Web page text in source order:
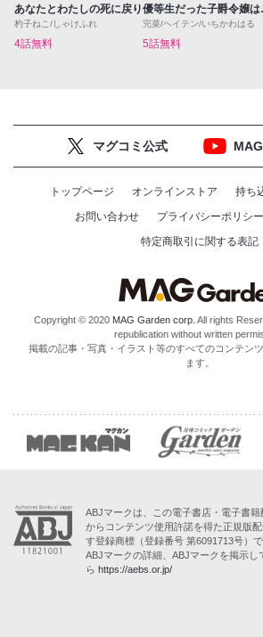
あなたとわたしの死に戻り
杓子ねこ/しゃけふれ
4話無料
優等生
完菜/ヘイテン/いちかわはる
5話無料
マグコミ公式
トップページ オンラインストア 持ち
お問い合わせ
プライバシーポリシー
特定商取引に関する表記
Copyright © 2020 MAG Garden corp. All rights
republication without written
掲載の記事・写真・イラスト等のすべてのコンテン
ます。
ABJマークは、この電子書店・電子書
からコンテンツ使用許諾を得た正規版
す登録商標（登録番号 第6091713号）で
ABJマークの詳細、ABJマークを掲示し
ら https://aebs.or.jp/